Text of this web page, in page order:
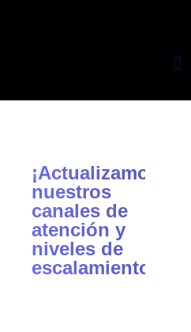
¡Actualizamos
nuestros
canales de
atención y
niveles de
escalamiento!